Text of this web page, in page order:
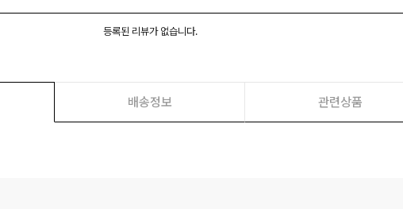
등록된 리뷰가 없습니다.
배송정보 관련상품